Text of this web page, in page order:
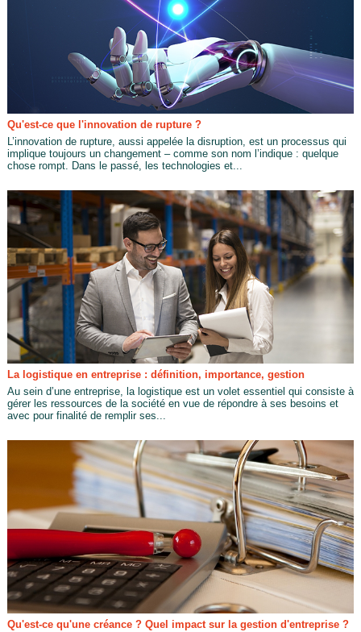
Qu'est-ce que l'innovation de rupture ?
L’innovation de rupture, aussi appelée la disruption, est un processus qui
implique toujours un changement – comme son nom l’indique : quelque
chose rompt. Dans le passé, les technologies et...
La logistique en entreprise : définition, importance, gestion
Au sein d’une entreprise, la logistique est un volet essentiel qui consiste à
gérer les ressources de la société en vue de répondre à ses besoins et
avec pour finalité de remplir ses...
Qu'est-ce qu'une créance ? Quel impact sur la gestion d'entreprise ?